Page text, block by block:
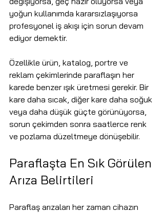
yoğun kullanımda kararsızlaşıyorsa
profesyonel iş akışı için sorun devam
ediyor demektir.
Özellikle ürün, katalog, portre ve
reklam çekimlerinde paraflaşın her
karede benzer ışık üretmesi gerekir. Bir
kare daha sıcak, diğer kare daha soğuk
veya daha düşük güçte görünüyorsa,
sorun çekimden sonra saatlerce renk
ve pozlama düzeltmeye dönüşebilir.
Paraflaşta En Sık Görülen
Arıza Belirtileri
Paraflaş arızaları her zaman cihazın